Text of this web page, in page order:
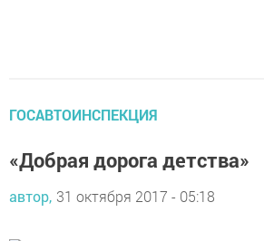
ГОСАВТОИНСПЕКЦИЯ
«Добрая дорога детства»
автор, 31 октября 2017 - 05:18